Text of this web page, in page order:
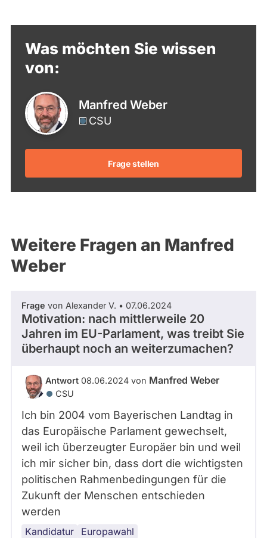
Was möchten Sie wissen
von:
Manfred Weber
CSU
Frage stellen
Weitere Fragen an Manfred
Weber
Frage von Alexander V. • 07.06.2024
Motivation: nach mittlerweile 20
Jahren im EU-Parlament, was treibt Sie
überhaupt noch an weiterzumachen?
Antwort 08.06.2024 von Manfred Weber
CSU
Ich bin 2004 vom Bayerischen Landtag in
das Europäische Parlament gewechselt,
weil ich überzeugter Europäer bin und weil
ich mir sicher bin, dass dort die wichtigsten
politischen Rahmenbedingungen für die
Zukunft der Menschen entschieden
werden
Kandidatur
Europawahl